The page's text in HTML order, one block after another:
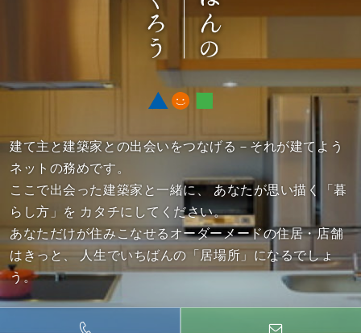
建て主と建築家との出会いをつなげる－それが建てよう
ネットの務めです。
ここで出会った建築家と一緒に、
あなたが思い描く「暮
らし方」を カタチにしてください。
あなただけが住みこなせるオーダーメードの住居・店舗
はきっと、
人生でいちばんの「居場所」になるでしょ
う。